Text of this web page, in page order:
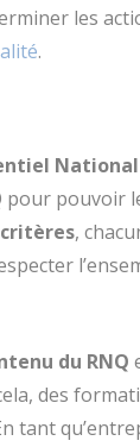
les
.
pouvoir
,
du RNQ
des
tant